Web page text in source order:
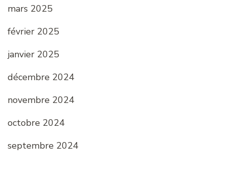
mars 2025
février 2025
janvier 2025
décembre 2024
novembre 2024
octobre 2024
septembre 2024